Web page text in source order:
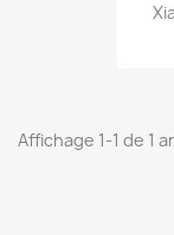
Affichage 1-1 de 1